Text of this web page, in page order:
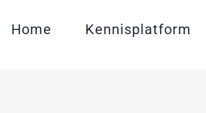
Home Kennisplatform